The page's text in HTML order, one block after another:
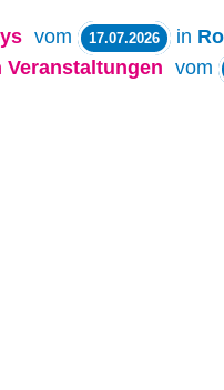
vom 17.07.2026 in
Veranstaltungen vom